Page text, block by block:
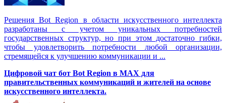
Решения Вot Region в области искусственного интеллекта
разработаны с учетом уникальных потребностей
государственных структур, но при этом достаточно гибки,
чтобы удовлетворить потребности любой организации,
стремящейся к улучшению коммуникации и ...
Цифровой чат бот Вot Region в MAX для
правительственных коммуникаций и жителей на основе
искусственного интеллекта.